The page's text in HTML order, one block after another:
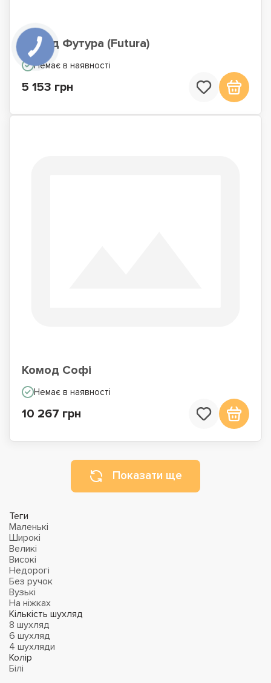
Комод Футура (Futura)
Немає в наявності
5 153 грн
Комод Софі
Немає в наявності
10 267 грн
Показати ще
Теги
Маленькі
Широкі
Великі
Високі
Недорогі
Без ручок
Вузькі
На ніжках
Кількість шухляд
8 шухляд
6 шухляд
4 шухляди
Колір
Білі